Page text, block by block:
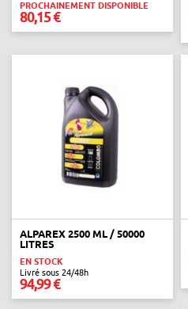
PROCHAINEMENT DISPONIBLE
80,15 €
ALPAREX 2500 ML / 50000
LITRES
EN STOCK
Livré sous 24/48h
94,99 €